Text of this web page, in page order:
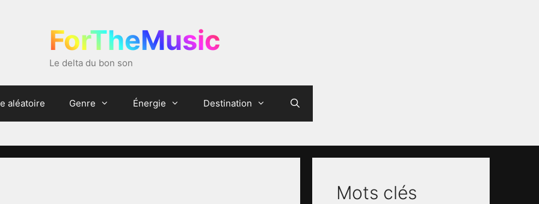
ForTheMusic
Le delta du bon son
aléatoire Genre Énergie Destination
Mots clés